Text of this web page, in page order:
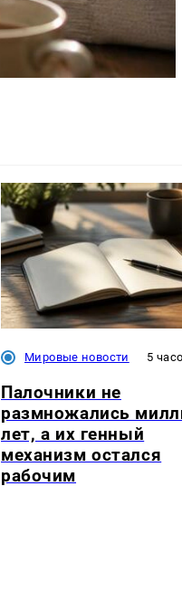
Мировые новости 5
Палочники не
размножались
лет, а их генный
механизм остался
рабочим